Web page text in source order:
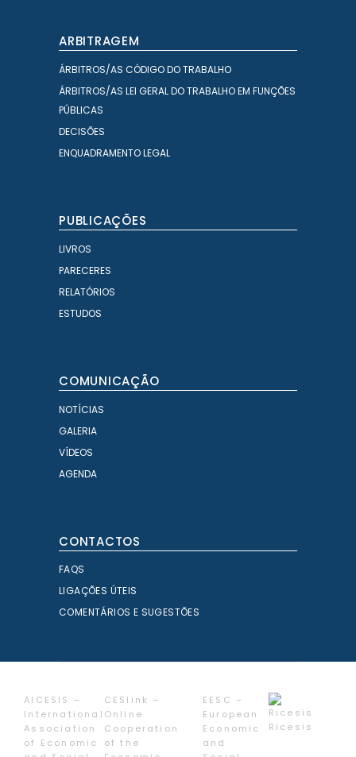
ARBITRAGEM
ÁRBITROS/AS CÓDIGO DO TRABALHO
ÁRBITROS/AS LEI GERAL DO TRABALHO EM FUNÇÕES
PÚBLICAS
DECISÕES
ENQUADRAMENTO LEGAL
PUBLICAÇÕES
LIVROS
PARECERES
RELATÓRIOS
ESTUDOS
COMUNICAÇÃO
NOTÍCIAS
GALERIA
VÍDEOS
AGENDA
CONTACTOS
FAQS
LIGAÇÕES ÚTEIS
COMENTÁRIOS E SUGESTÕES
AICESIS –
International
Association
of Economic
CESlink –
Online
Cooperation
of the
EESC –
European
Economic
and
Ricesis